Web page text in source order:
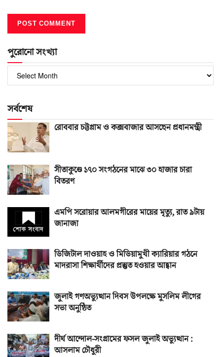
পুরোনো সংখ্যা
পুরোনো
সংখ্যা
সর্বশেষ
রোববার চট্টগ্রাম ও কক্সবাজার আসছেন প্রধানমন্ত্রী
সীতাকুণ্ডে ১৭০ সংগঠনের মাঝে ৩০ হাজার চারা
বিতরণ
এমপি সরোয়ার আলমগীরের মায়ের মৃত্যু, রাত ৯টায়
জানাজা
ডিজিটাল দাওয়াহ ও মিডিয়ামুখী ক্যারিয়ার গঠনে
মাদরাসা শিক্ষার্থীদের প্রস্তুত হওয়ার আহ্বান
জুলাই গণঅভ্যুত্থান দিবস উপলক্ষে মুসলিম লীগের
সভা অনুষ্ঠিত
দীর্ঘ আন্দোল-সংগ্রামের ফসল জুলাই অভ্যুত্থান :
আসলাম চৌধুরী